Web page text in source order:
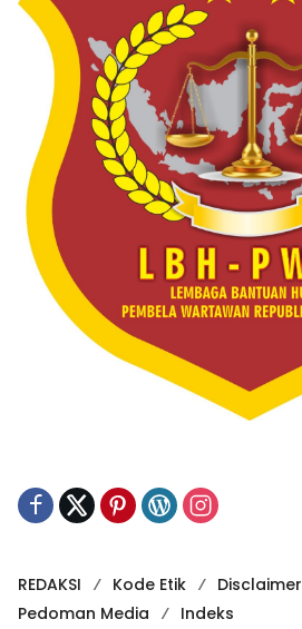
REDAKSI Kode Etik
Disclaimer
Pedoman Media
Indeks